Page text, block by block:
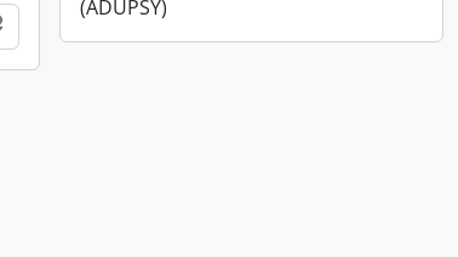
(ADUPSY)
Ajouter au presse-papier